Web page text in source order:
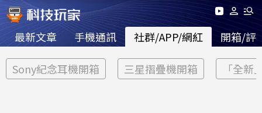
最新文章 手機通訊 社群/APP/網紅 開箱/評
Sony紀念耳機開箱 三星摺疊機開箱 「全新